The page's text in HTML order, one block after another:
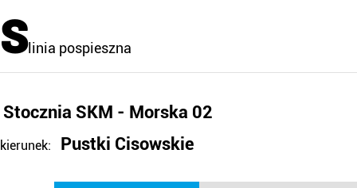
Slinia pospieszna
Stocznia SKM - Morska 02
kierunek: Pustki Cisowskie